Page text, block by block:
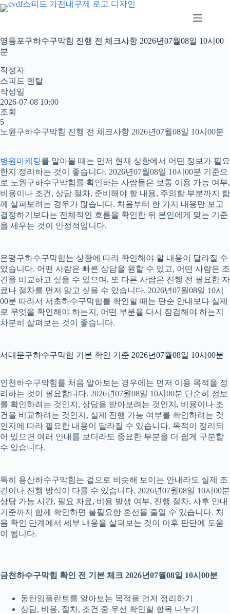
본
문
로
건
너
뛰
기
영등포구하수구막힘 진행 전 체크사항 2026년07월08일 10시00
분
작성자
스피드 렌탈
작성일
2026-07-08 10:00
조회
5
노원구하수구막힘 진행 전 체크사항 2026년07월08일 10시00분
병원마케팅를 알아볼 때는 먼저 현재 상황에서 어떤 정보가 필요
한지 정리하는 것이 좋습니다. 2026년07월08일 10시00분 기준으
로 노원구하수구막힘를 확인하는 사람들은 보통 이용 가능 여부,
비용이나 조건, 상담 절차, 준비해야 할 내용, 주의할 부분까지 함
께 살펴보려는 경우가 많습니다. 처음부터 한 가지 내용만 보고
결정하기보다는 전체적인 흐름을 확인한 뒤 본인에게 맞는 기준
을 세우는 것이 안정적입니다.
은평구하수구막힘는 상황에 따라 확인해야 할 내용이 달라질 수
있습니다. 어떤 사람은 빠른 상담을 원할 수 있고, 어떤 사람은 조
건을 비교하고 싶을 수 있으며, 또 다른 사람은 진행 전 필요한 자
료나 절차를 먼저 알고 싶을 수 있습니다. 2026년07월08일 10시
00분 따라서 서초하수구막힘를 확인할 때는 단순 안내보다 실제
로 무엇을 확인해야 하는지, 어떤 부분을 다시 점검해야 하는지
차분히 살펴보는 것이 좋습니다.
서대문구하수구막힘 기본 확인 기준 2026년07월08일 10시00분
인천하수구막힘를 처음 알아보는 경우에는 먼저 이용 목적을 정
리하는 것이 필요합니다. 2026년07월08일 10시00분 단순히 정보
를 확인하려는 것인지, 상담을 받아보려는 것인지, 비용이나 조
건을 비교하려는 것인지, 실제 진행 가능 여부를 확인하려는 것
인지에 따라 필요한 내용이 달라질 수 있습니다. 목적이 정리되
어 있으면 여러 안내를 보더라도 중요한 부분을 더 쉽게 구분할
수 있습니다.
특히 용산하수구막힘는 겉으로 비슷해 보이는 안내라도 실제 조
건이나 진행 방식이 다를 수 있습니다. 2026년07월08일 10시00분
상담 가능 시간, 필요 자료, 비용 발생 여부, 진행 절차, 사후 안내
기준까지 함께 확인하면 불필요한 혼선을 줄일 수 있습니다. 처
음 확인 단계에서 세부 내용을 살펴보는 것이 이후 판단에 도움
이 됩니다.
금천하수구막힘 확인 전 기본 체크 2026년07월08일 10시00분
동탄임플란트를 알아보는 목적을 먼저 정리하기
상담, 비용, 절차, 조건 중 우선 확인할 항목 나누기